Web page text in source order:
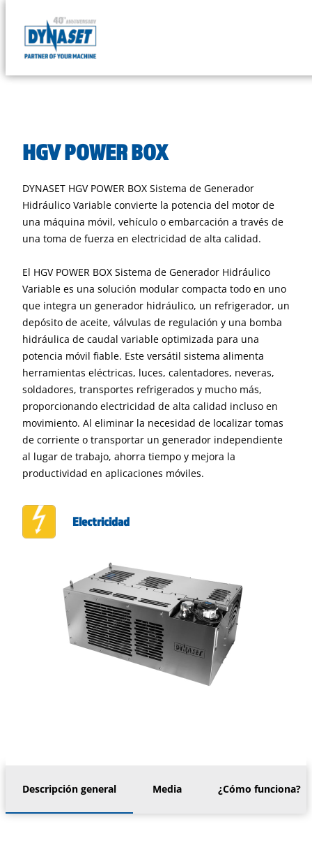
content
DYNASET
by
HGV POWER BOX
DYNASET HGV POWER BOX Sistema de Generador
Hidráulico Variable convierte la potencia del motor de
una máquina móvil, vehículo o embarcación a través de
una toma de fuerza en electricidad de alta calidad.
El HGV POWER BOX Sistema de Generador Hidráulico
Variable es una solución modular compacta todo en uno
que integra un generador hidráulico, un refrigerador, un
depósito de aceite, válvulas de regulación y una bomba
hidráulica de caudal variable optimizada para una
potencia móvil fiable. Este versátil sistema alimenta
herramientas eléctricas, luces, calentadores, neveras,
soldadores, transportes refrigerados y mucho más,
proporcionando electricidad de alta calidad incluso en
movimiento. Al eliminar la necesidad de localizar tomas
de corriente o transportar un generador independiente
al lugar de trabajo, ahorra tiempo y mejora la
productividad en aplicaciones móviles.
Electricidad
Descripción general Media ¿Cómo funciona?